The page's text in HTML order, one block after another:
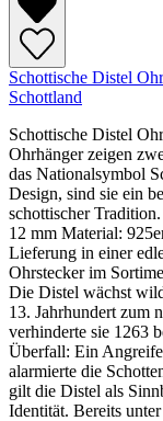
Schottische Distel
Schottland
Schottische Distel
Ohrhänger zeigen
das Nationalsymbol
Design, sind sie ein
schottischer
12 mm Material:
Lieferung in einer
Ohrstecker im
Die Distel wächst
13. Jahrhundert zum
verhinderte sie 1263
Überfall: Ein
alarmierte die
gilt die Distel als
Identität. Bereits